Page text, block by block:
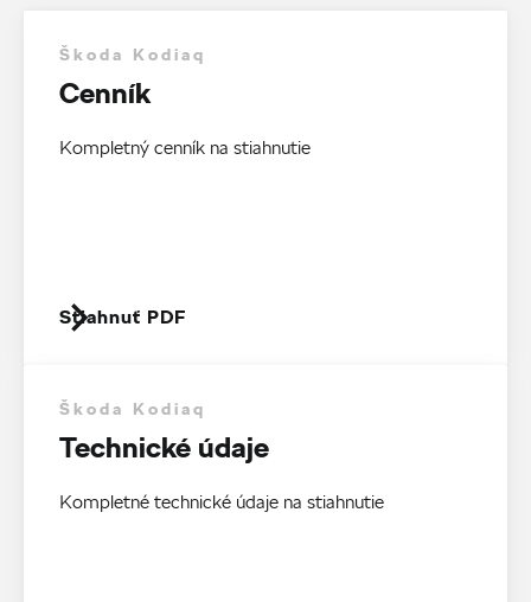
Škoda Kodiaq
Cenník
Kompletný cenník na stiahnutie
Stiahnuť PDF
Škoda Kodiaq
Technické údaje
Kompletné technické údaje na stiahnutie